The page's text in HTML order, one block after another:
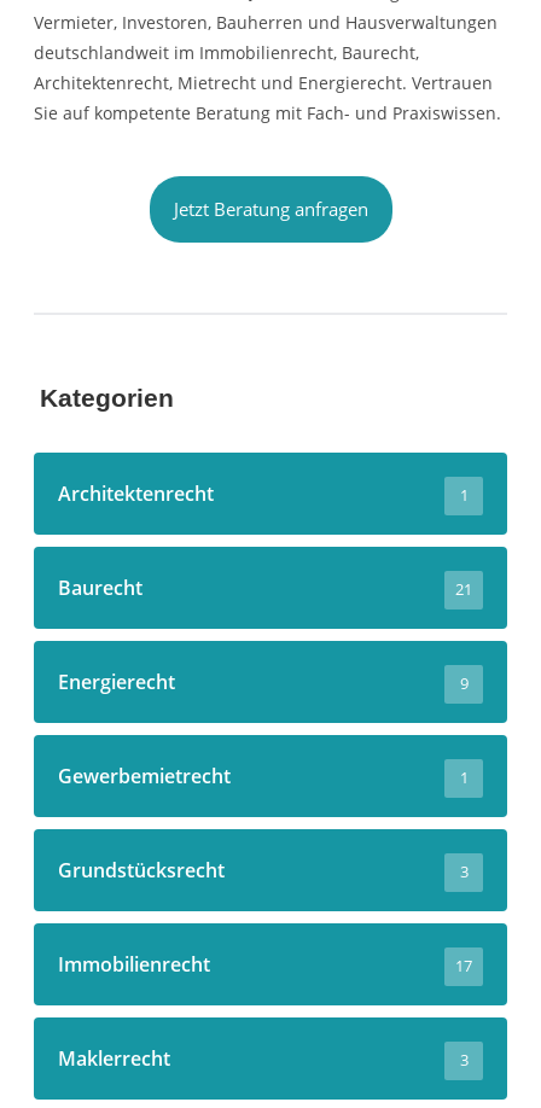
Vermieter, Investoren, Bauherren und Hausverwaltungen
deutschlandweit im Immobilienrecht, Baurecht,
Architektenrecht, Mietrecht und Energierecht. Vertrauen
Sie auf kompetente Beratung mit Fach- und Praxiswissen.
Jetzt Beratung anfragen
Kategorien
Architektenrecht 1
Baurecht 21
Energierecht 9
Gewerbemietrecht 1
Grundstücksrecht 3
Immobilienrecht 17
Maklerrecht 3